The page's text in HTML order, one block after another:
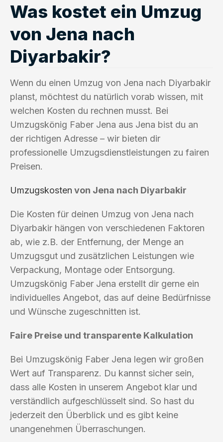
Was kostet ein Umzug
von Jena nach
Diyarbakir?
Wenn du einen Umzug von Jena nach Diyarbakir
planst, möchtest du natürlich vorab wissen, mit
welchen Kosten du rechnen musst. Bei
Umzugskönig Faber Jena aus Jena bist du an
der richtigen Adresse – wir bieten dir
professionelle Umzugsdienstleistungen zu fairen
Preisen.
Umzugskosten von Jena nach Diyarbakir
Die Kosten für deinen Umzug von Jena nach
Diyarbakir hängen von verschiedenen Faktoren
ab, wie z.B. der Entfernung, der Menge an
Umzugsgut und zusätzlichen Leistungen wie
Verpackung, Montage oder Entsorgung.
Umzugskönig Faber Jena erstellt dir gerne ein
individuelles Angebot, das auf deine Bedürfnisse
und Wünsche zugeschnitten ist.
Faire Preise und transparente Kalkulation
Bei Umzugskönig Faber Jena legen wir großen
Wert auf Transparenz. Du kannst sicher sein,
dass alle Kosten in unserem Angebot klar und
verständlich aufgeschlüsselt sind. So hast du
jederzeit den Überblick und es gibt keine
unangenehmen Überraschungen.